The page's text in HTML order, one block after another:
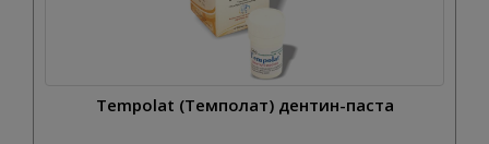
Tempolat (Темполат) дентин-паста